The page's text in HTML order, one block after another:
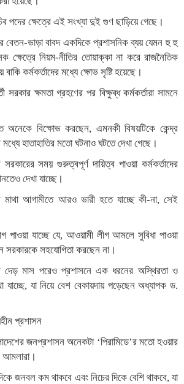
পদের ক্ষেত্রে এই সংখ্যা দুই গুণ ছাড়িয়ে গেছে।
বেতন-ভাড়া বাবদ একদিকে প্রশাসনিক ব্যয় যেমন হু হু
ক্ষেত্রে নিয়ম-নীতির তোয়াক্কা না করে রাজনৈতিক
বাকি কর্মকর্তাদের মধ্যে ক্ষোভ সৃষ্টি হয়েছে।
ক্ষমতা গ্রহণের পর বিক্ষুব্ধ কর্মকর্তারা সামনে
অনেকে বিক্ষোভ করছেন, এমনকী বিষয়টিকে কেন্দ্র
মধ্যে হাতাহাতির মতো ঘটনাও ঘটতে দেখা গেছে।
সময় গুরুত্বপূর্ণ দায়িত্ব পাওয়া কর্মকর্তাদের
দেখা যাচ্ছে।
মাথা আগামীতে আরও ভারী হতে যাচ্ছে কী-না, সেই
যাচ্ছে যে, আওয়ামী লীগ আমলে সুবিধা পাওয়া
সরকারকে সহযোগিতা করছেন না।
দেড় মাস পরেও প্রশাসনে এক ধরনের অস্থিরতা ও
যাচ্ছে, যা নিয়ে বেশ বেকায়দায় পড়েছেন অধ্যাপক ড.
প্রশাসন
জনপ্রশাসন অনেকটা ‘পিরামিডে’র মতো হওয়ার
আমলারা।
জনবল কম থাকবে এবং নিচের দিকে বেশি থাকবে, যা